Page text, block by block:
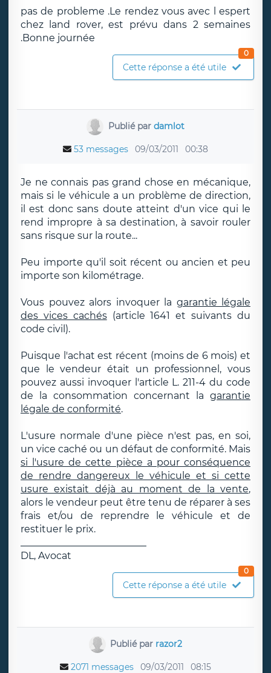
pas de probleme .Le rendez vous avec l espert
chez land rover, est prévu dans 2 semaines
.Bonne journée
Cette réponse a été utile
0
Publié par damlot
53 messages 09/03/2011 00:38
Je ne connais pas grand chose en mécanique,
mais si le véhicule a un problème de direction,
il est donc sans doute atteint d'un vice qui le
rend impropre à sa destination, à savoir rouler
sans risque sur la route...
Peu importe qu'il soit récent ou ancien et peu
importe son kilométrage.
Vous pouvez alors invoquer la garantie légale
des vices cachés(article 1641 et suivants du
code civil).
Puisque l'achat est récent (moins de 6 mois) et
que le vendeur était un professionnel, vous
pouvez aussi invoquer l'article L. 211-4 du code
de la consommation concernant la garantie
légale de conformité.
L'usure normale d'une pièce n'est pas, en soi,
un vice caché ou un défaut de conformité. Mais
si l'usure de cette pièce a pour conséquence
de rendre dangereux le véhicule et si cette
usure existait déjà au moment de la vente,
alors le vendeur peut être tenu de réparer à ses
frais et/ou de reprendre le véhicule et de
restituer le prix.
DL, Avocat
Cette réponse a été utile
0
Publié par razor2
2071 messages 09/03/2011 08:15